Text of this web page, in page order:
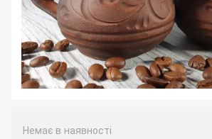
Немає в наявності